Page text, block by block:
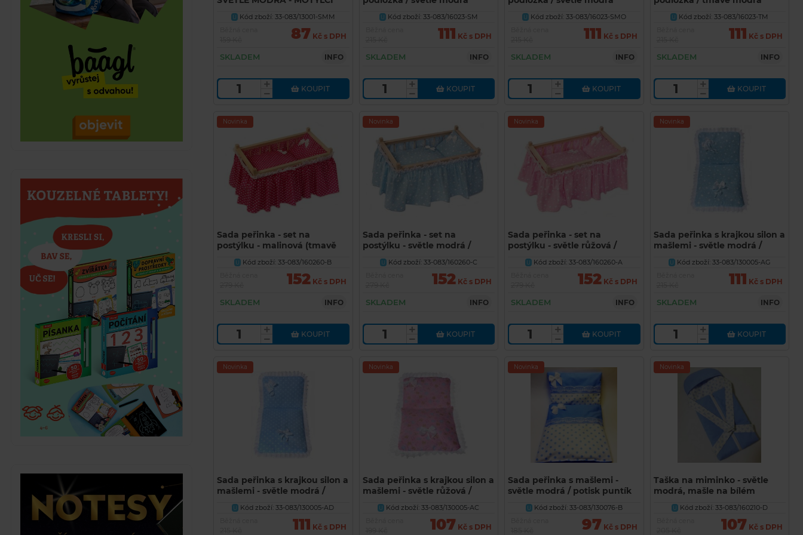
U Kód zboží: 33-083/13001-SMM
87 Kč s DPH
SKLADEM INFO
KOUPIT
U Kód zboží: 33-083/16023-SM
111 Kč s DPH
SKLADEM INFO
KOUPIT
ovečka
U Kód zboží: 33-083/16023-SMO
111 Kč s DPH
SKLADEM INFO
KOUPIT
mašličky
U
Kód zboží: 33-083/16023-TM
111 Kč s DPH
SKLADEM INFO
KOUPIT
Novinka
Sada peřinka - set na
postýlku - malinová (tmavě
červená) / potisk pntík
U
Kód zboží: 33-083/160260-B
152Kč s DPH
SKLADEM INFO
KOUPIT
Novinka
Sada peřinka - set na
postýlku - světle modrá /
potisk mašličky
U Kód zboží: 33-083/160260-C
152 Kč s DPH
SKLADEM INFO
KOUPIT
Novinka
Sada peřinka - set na
postýlku - světle růžová /
potisk mašličky
U
Kód zboží: 33-083/160260-A
152Kč s DPH
SKLADEM INFO
KOUPIT
Novinka
Sada peřinka s krajkou silon a
mašlemi - světle modrá /
potisk mašličky AG
U Kód zboží: 33-083/130005-AG
111 Kč s DPH
SKLADEM INFO
KOUPIT
Novinka
Sada peřinka s krajkou silon a
mašlemi - světle modrá /
potisk puntíky AD
U
Kód zboží: 33-083/130005-AD
111 Kč s DPH
Novinka
Sada peřinka s krajkou silon a
mašlemi - světle růžová /
potisk motýlci AC
U
Kód zboží: 33-083/130005-AC
107 Kč s DPH
Novinka
Sada peřinka s mašlemi -
světle modrá / potisk puntík
U Kód zboží: 33-083/130076-B
97 Kč s DPH
Novinka
Taška na miminko - světle
modrá, mašle na bílém
pozadí
U Kód zboží: 33-083/160210-D
107 Kč s DPH